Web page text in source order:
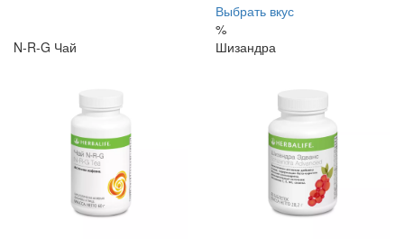
Выбрать вкус
%
N-R-G Чай
Шизандра